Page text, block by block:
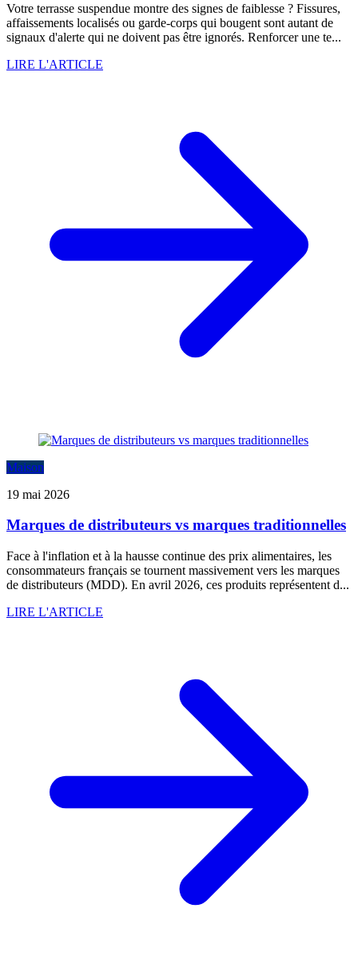
Votre terrasse suspendue montre des signes de faiblesse ? Fissures,
affaissements localisés ou garde-corps qui bougent sont autant de
signaux d'alerte qui ne doivent pas être ignorés. Renforcer une te...
LIRE L'ARTICLE
Maison
19 mai 2026
Marques de distributeurs vs marques traditionnelles
Face à l'inflation et à la hausse continue des prix alimentaires, les
consommateurs français se tournent massivement vers les marques
de distributeurs (MDD). En avril 2026, ces produits représentent d...
LIRE L'ARTICLE